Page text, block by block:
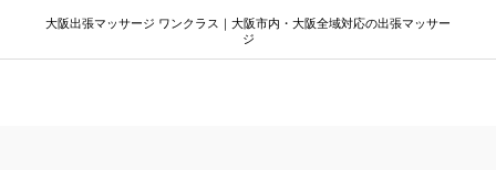
大阪出張マッサージ ワンクラス｜大阪市内・大阪全域対応の出張マッサー
ジ